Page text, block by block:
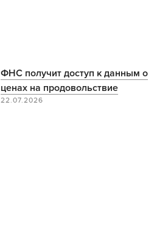
ФНС получит доступ к данным о
ценах на продовольствие
22.07.2026